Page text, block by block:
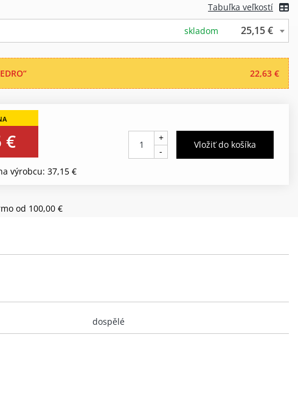
Tabuľka veľkostí
skladom 25,15 €
22,63 €
€
výrobcu: 37,15 €
+
-
od 100,00 €
dospělé